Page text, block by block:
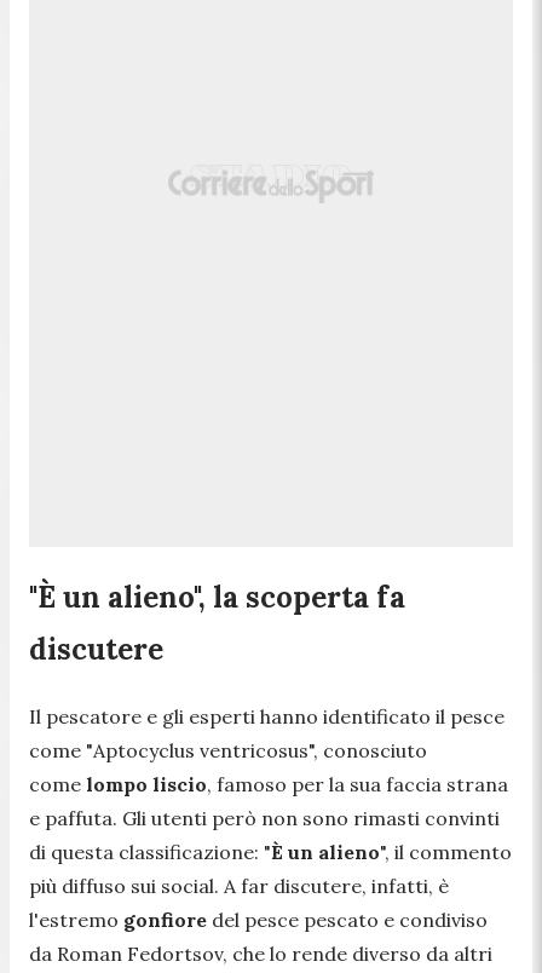
"È un alieno", la scoperta fa
discutere
Il pescatore e gli esperti hanno identificato il pesce
come "Aptocyclus ventricosus", conosciuto
come lompo liscio, famoso per la sua faccia strana
e paffuta. Gli utenti però non sono rimasti convinti
di questa classificazione: "È un alieno", il commento
più diffuso sui social. A far discutere, infatti, è
l'estremo gonfiore del pesce pescato e condiviso
da Roman Fedortsov, che lo rende diverso da altri